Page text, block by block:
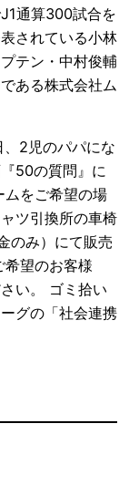
通算300試合を
されている小林
テン・中村俊輔
ある株式会社ム
2児のパパにな
50の質問』に
ムをご希望の場
ツ引換所の車椅
のみ）にて販売
望のお客様
い。 ゴミ拾い
グの「社会連携